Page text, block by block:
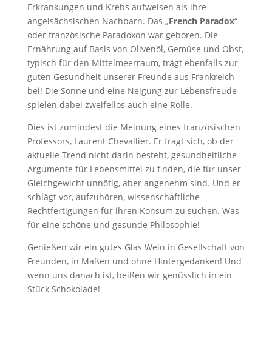
Erkrankungen und Krebs aufweisen als ihre
angelsächsischen Nachbarn. Das „French Paradox“
oder französische Paradoxon war geboren. Die
Ernährung auf Basis von Olivenöl, Gemüse und Obst,
typisch für den Mittelmeerraum, trägt ebenfalls zur
guten Gesundheit unserer Freunde aus Frankreich
bei! Die Sonne und eine Neigung zur Lebensfreude
spielen dabei zweifellos auch eine Rolle.
Dies ist zumindest die Meinung eines französischen
Professors, Laurent Chevallier. Er fragt sich, ob der
aktuelle Trend nicht darin besteht, gesundheitliche
Argumente für Lebensmittel zu finden, die für unser
Gleichgewicht unnötig, aber angenehm sind. Und er
schlägt vor, aufzuhören, wissenschaftliche
Rechtfertigungen für ihren Konsum zu suchen. Was
für eine schöne und gesunde Philosophie!
Genießen wir ein gutes Glas Wein in Gesellschaft von
Freunden, in Maßen und ohne Hintergedanken! Und
wenn uns danach ist, beißen wir genüsslich in ein
Stück Schokolade!